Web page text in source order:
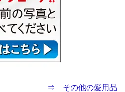
⇒ その他の愛用品